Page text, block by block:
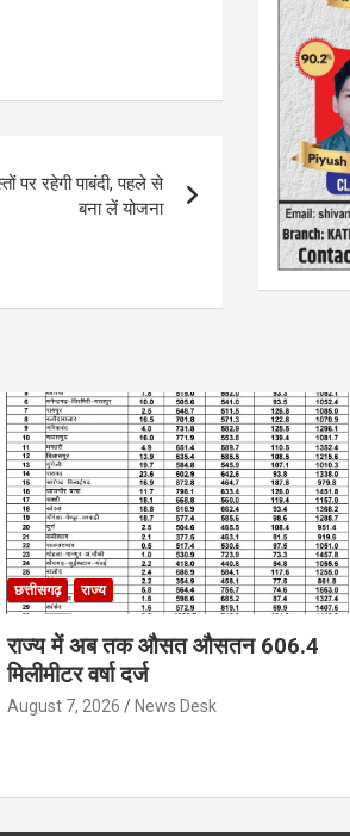
पर रहेगी पाबंदी, पहले से
बना लें योजना
छत्तीसगढ़ राज्य
राज्य में अब तक औसत औसतन 606.4
मिलीमीटर वर्षा दर्ज
August 7, 2026 News Desk